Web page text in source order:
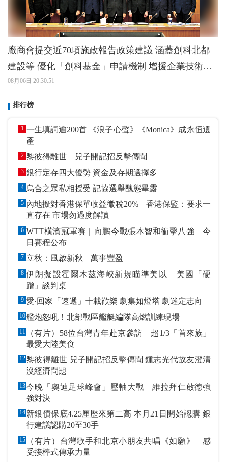
廠商會提交近70項施政報告政策建議 涵蓋創科北都
建設等 優化「創科基金」申請機制 增援企業技術應
用
08月06日 20:30:51
排行榜
1 一生填詞逾200首 《浪子心聲》《Monica》成永恒遺
產
2 黎彼得離世 兒子開記招反擊傳聞
3 銀行定存四大優勢 資金及存期選擇多
4 烏合之眾私相授受 記協選舉醜態畢露
5 內地擬對香港保單收益徵稅20% 香港保監：要求一
直存在 市場勿過度解讀
6 WTT橫濱冠軍賽｜向鵬今戰張本智和衝擊八強 今
日賽程公布
7 立秋：風啟新秋 萬事豐盈
8 伊朗擬設霍爾木茲海峽新規瞄準美以 美國「硬
蹭」談判桌
9 愛·回家「速遞」十載歡樂 劇集如燈塔 劇迷定志向
10艦炮怒吼！北部戰區艦艇編隊高燃訓練現場
11
（有片）58位台灣青年赴京參訪 超1/3「首來族」
最愛大陸美食
12黎彼得離世 兒子開記招反擊傳聞 鍾志光代故友澄清
沒經濟問題
13今晚「奧迪足球峰會」壓軸大戰 維拉拜仁啟德強
強對決
14 新銀債保底4.25厘歷來第二高 本月21日開始認購 銀
行建議認購20至30手
15
（有片）台灣歌手和北京小朋友共唱《如願》 感
受接棒式傳承力量